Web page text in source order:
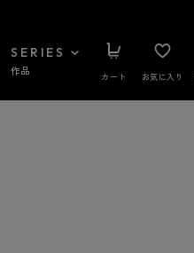
SERIES
作品 カート お気に入り